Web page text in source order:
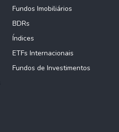
Fundos Imobiliários
BDRs
Índices
ETFs Internacionais
Fundos de Investimentos